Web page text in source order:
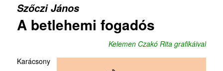
Szőczi János
A betlehemi fogadós
Kelemen Czakó Rita grafikáival
Karácsony